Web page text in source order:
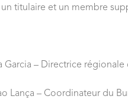
titulaire et un membre
Garcia – Directrice
Lança – Coordinateur du